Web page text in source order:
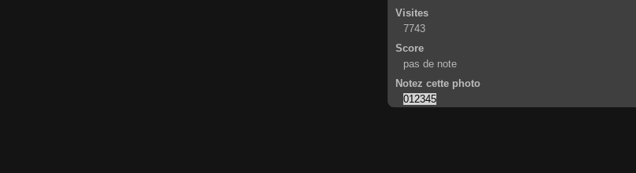
Visites
7743
Score
pas de note
Notez cette photo